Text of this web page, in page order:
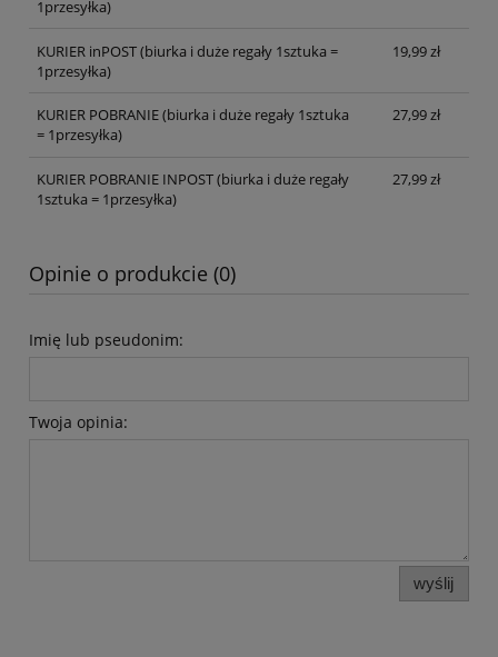
1przesyłka)
KURIER inPOST(biurka i duże regały 1sztuka =
1przesyłka)
19,99 zł
KURIER POBRANIE(biurka i duże regały 1sztuka
= 1przesyłka)
27,99 zł
KURIER POBRANIE INPOST(biurka i duże regały
1sztuka = 1przesyłka)
27,99 zł
Opinie o produkcie (0)
Imię lub pseudonim:
Twoja opinia:
wyślij